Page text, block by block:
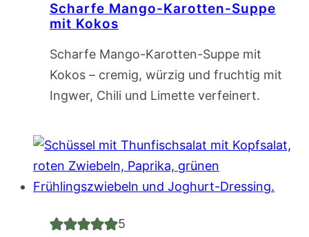
Scharfe Mango-Karotten-Suppe
mit Kokos
Scharfe Mango-Karotten-Suppe mit
Kokos – cremig, würzig und fruchtig mit
Ingwer, Chili und Limette verfeinert.
5